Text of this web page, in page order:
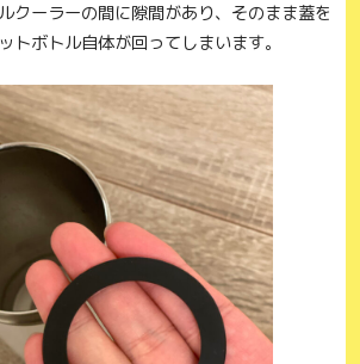
クーラーの間に隙間があり、そのまま蓋を
トボトル自体が回ってしまいます。